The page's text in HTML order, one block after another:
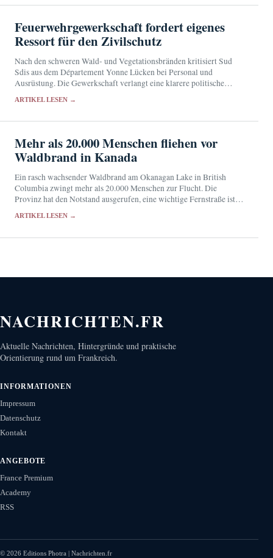
Feuerwehrgewerkschaft fordert eigenes
Ressort für den Zivilschutz
Nach den schweren Wald- und Vegetationsbränden kritisiert Sud
Sdis aus dem Département Yonne Lücken bei Personal und
Ausrüstung. Die Gewerkschaft verlangt eine klarere politische
ARTIKEL LESEN →
Mehr als 20.000 Menschen fliehen vor
Waldbrand in Kanada
Ein rasch wachsender Waldbrand am Okanagan Lake in British
Columbia zwingt mehr als 20.000 Menschen zur Flucht. Die
Provinz hat den Notstand ausgerufen, eine wichtige Fernstraße ist
ARTIKEL LESEN →
NACHRICHTEN.FR
Aktuelle Nachrichten, Hintergründe und praktische
Orientierung rund um Frankreich.
INFORMATIONEN
Impressum
Datenschutz
Kontakt
ANGEBOTE
France Premium
Academy
RSS
© 2026 Editions Photra | Nachrichten.fr